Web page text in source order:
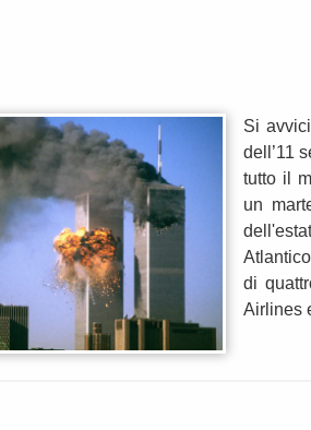
Si
dell’11
tutto il
un
di
Airlines